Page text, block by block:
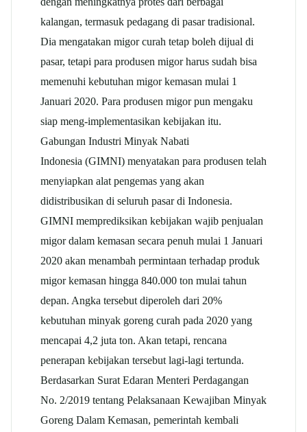
kalangan, termasuk pedagang di pasar tradisional.
Dia mengatakan migor curah tetap boleh dijual di
pasar, tetapi para produsen migor harus sudah bisa
memenuhi kebutuhan migor kemasan mulai 1
Januari 2020. Para produsen migor pun mengaku
siap meng-implementasikan kebijakan itu.
Gabungan Industri Minyak Nabati
Indonesia (GIMNI) menyatakan para produsen telah
menyiapkan alat pengemas yang akan
didistribusikan di seluruh pasar di Indonesia.
GIMNI memprediksikan kebijakan wajib penjualan
migor dalam kemasan secara penuh mulai 1 Januari
2020 akan menambah permintaan terhadap produk
migor kemasan hingga 840.000 ton mulai tahun
depan. Angka tersebut diperoleh dari 20%
kebutuhan minyak goreng curah pada 2020 yang
mencapai 4,2 juta ton. Akan tetapi, rencana
penerapan kebijakan tersebut lagi-lagi tertunda.
Berdasarkan Surat Edaran Menteri Perdagangan
No. 2/2019 tentang Pelaksanaan Kewajiban Minyak
Goreng Dalam Kemasan, pemerintah kembali